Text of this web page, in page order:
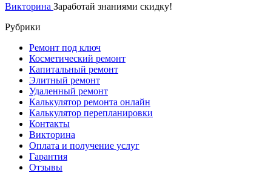
Викторина Заработай знаниями скидку!
Рубрики
Ремонт под ключ
Косметический ремонт
Капитальный ремонт
Элитный ремонт
Удаленный ремонт
Калькулятор ремонта онлайн
Калькулятор перепланировки
Контакты
Викторина
Оплата и получение услуг
Гарантия
Отзывы